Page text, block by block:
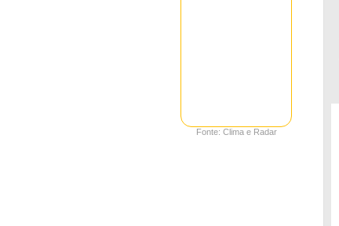
Fonte: Clima e Radar